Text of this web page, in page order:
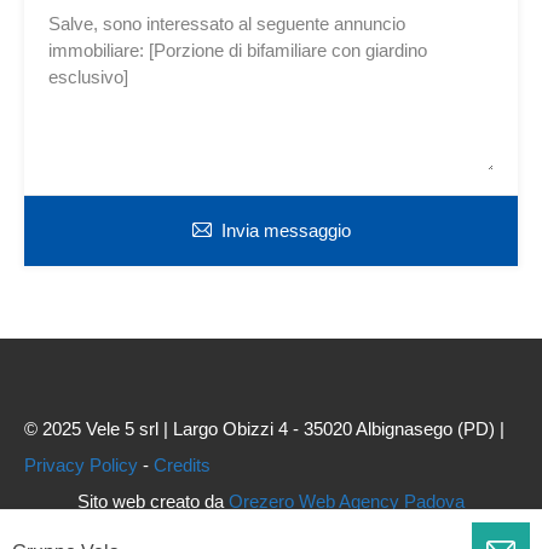
Invia messaggio
© 2025 Vele 5 srl | Largo Obizzi 4 - 35020 Albignasego (PD) |
Privacy Policy - Credits
Sito web creato da Orezero Web Agency Padova